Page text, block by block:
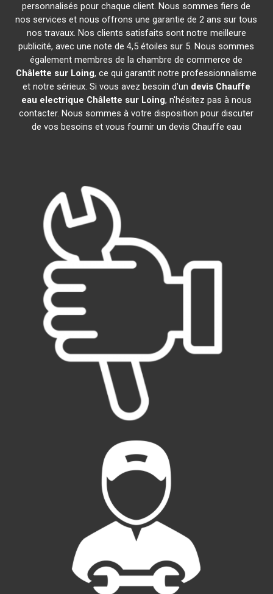
personnalisés pour chaque client. Nous sommes fiers de
nos services et nous offrons une garantie de 2 ans sur tous
nos travaux. Nos clients satisfaits sont notre meilleure
publicité, avec une note de 4,5 étoiles sur 5. Nous sommes
également membres de la chambre de commerce de
Châlette sur Loing, ce qui garantit notre professionnalisme
et notre sérieux. Si vous avez besoin d'un devis Chauffe
eau electrique Châlette sur Loing, n'hésitez pas à nous
contacter. Nous sommes à votre disposition pour discuter
de vos besoins et vous fournir un devis Chauffe eau